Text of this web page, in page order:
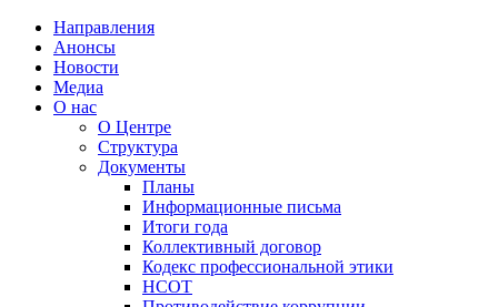
Направления
Анонсы
Новости
Медиа
О нас
О Центре
Структура
Документы
Планы
Информационные письма
Итоги года
Коллективный договор
Кодекс профессиональной этики
НСОТ